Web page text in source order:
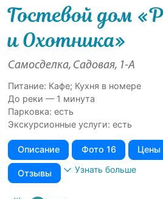
Гостевой дом
и Охотника»
Самосделка, Садовая, 1-А
Питание: Кафе; Кухня в номере
До реки — 1 минута
Парковка: есть
Экскурсионные услуги: есть
Описание Фото 16 Цены
Отзывы Узнать больше